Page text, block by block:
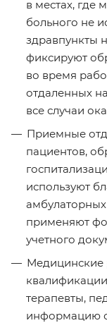
в местах, где
больного не
здравпункты
фиксируют
во время
отдаленных
все случаи
Приемные
пациентов,
используют
применяют
учетного
Медицинские
терапевты,
информацию